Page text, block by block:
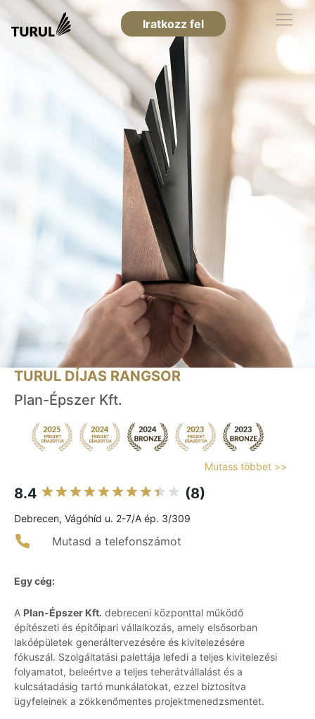
Iratkozz fel
TURUL DÍJAS RANGSOR
Plan-Épszer Kft.
Mutass többet >>
8.4 (8)
Debrecen, Vágóhíd u. 2-7/A ép. 3/309
Mutasd a telefonszámot
Egy cég:
A Plan-Épszer Kft. debreceni központtal működő
építészeti és építőipari vállalkozás, amely elsősorban
lakóépületek generáltervezésére és kivitelezésére
fókuszál. Szolgáltatási palettája lefedi a teljes kivitelezési
folyamatot, beleértve a teljes teherátvállalást és a
kulcsátadásig tartó munkálatokat, ezzel biztosítva
ügyfeleinek a zökkenőmentes projektmenedzsmentet.